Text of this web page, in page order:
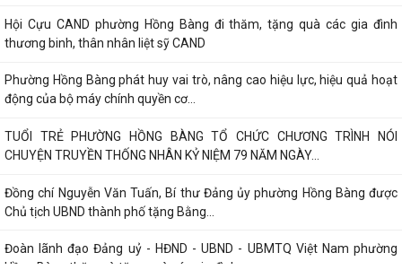
Hội Cựu CAND phường Hồng Bàng đi thăm, tặng quà các gia đình
thương binh, thân nhân liệt sỹ CAND
Phường Hồng Bàng phát huy vai trò, nâng cao hiệu lực, hiệu quả hoạt
động của bộ máy chính quyền cơ...
TUỔI TRẺ PHƯỜNG HỒNG BÀNG TỔ CHỨC CHƯƠNG TRÌNH NÓI
CHUYỆN TRUYỀN THỐNG NHÂN KỶ NIỆM 79 NĂM NGÀY...
Đồng chí Nguyễn Văn Tuấn, Bí thư Đảng ủy phường Hồng Bàng được
Chủ tịch UBND thành phố tặng Bằng...
Đoàn lãnh đạo Đảng uỷ - HĐND - UBND - UBMTQ Việt Nam phường